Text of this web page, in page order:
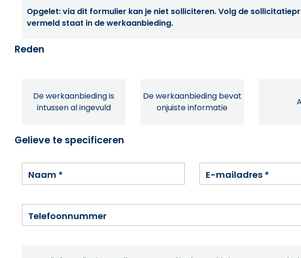
Opgelet: via dit formulier kan je niet solliciteren. Volg de
vermeld staat in de werkaanbieding.
Reden
De werkaanbieding is
intussen al ingevuld
De werkaanbieding bevat
onjuiste informatie
Gelieve te specificeren
Naam * E-mailadres *
Telefoonnummer